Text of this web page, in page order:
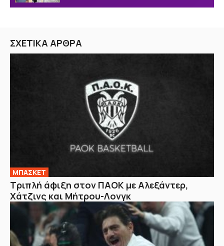
ΣΧΕΤΙΚΑ ΑΡΘΡΑ
ΜΠΑΣΚΕΤ
Τριπλή άφιξη στον ΠΑΟΚ με Αλεξάντερ,
Χάτζινς και Μήτρου-Λονγκ